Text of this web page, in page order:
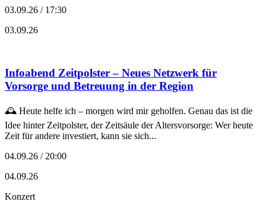
03.09.26 / 17:30
03.09.26
Infoabend Zeitpolster – Neues Netzwerk für
Vorsorge und Betreuung in der Region
🕰️ Heute helfe ich – morgen wird mir geholfen. Genau das ist die
Idee hinter Zeitpolster, der Zeitsäule der Altersvorsorge: Wer heute
Zeit für andere investiert, kann sie sich...
04.09.26 / 20:00
04.09.26
Konzert